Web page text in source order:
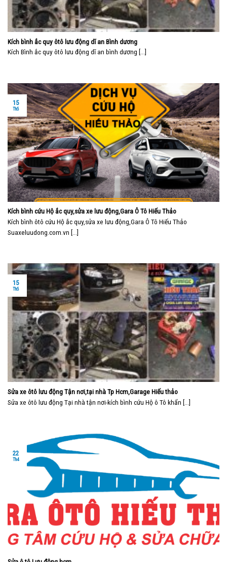
Kích bình ắc quy ôtô lưu động dĩ an Bình dương
Kích Bình ắc quy ôtô lưu động dĩ an bình dương [...]
Kích bình cứu Hộ ắc quy,sửa xe lưu động,Gara Ô Tô Hiếu Thảo
Kích bình ôtô cứu Hộ ắc quy,sửa xe lưu động,Gara Ô Tô Hiếu Thảo
Suaxeluudong.com.vn [...]
15
Th5
Sửa xe ôtô lưu động Tận nơi,tại nhà Tp Hcm,Garage Hiếu thảo
Sửa xe ôtô lưu động Tại nhà tận nơi-kích bình cứu Hộ ô Tô khẩn [...]
15
Th5
22
Th4